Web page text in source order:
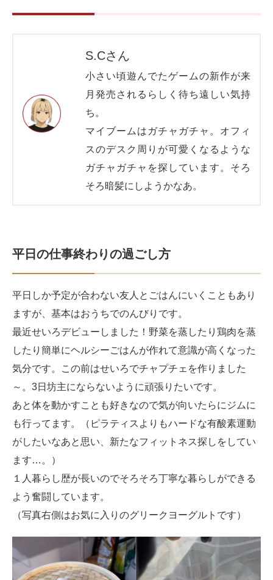
S.Cさん
小さい頃遊んでたゲームの新作が来
月発売されるらしく待ち遠しい気持
ち。
マイブームはガチャガチャ。オフィ
スのデスク周りが可愛くなるような
ガチャガチャを探しています。そろ
そろ暗髪にしようかなあ。
平日の仕事終わりの過ごし方
平日しか予定が合わない友人とごはんにいくこともあり
ますが、基本はおうちでのんびりです。
最近せいろデビューしました！野菜を蒸したり鶏肉を蒸
したり簡単にヘルシーごはんが作れて意識が高くなった
気分です。この前はせいろでチャプチェを作りました
～。3日坊主にならないように頑張りたいです。
あと体を動かすことも好きなので気が向いたらにジムに
も行ってます。（ピラティスよりもハードな有酸素運動
がしたいなあと思い、新たなフィットネス探しをしてい
ます…。）
１人暮らし歴が長いのでそろそろ丁寧な暮らしができる
よう奮闘しています。
（写真右側はお気に入りのグリークヨーグルトです）